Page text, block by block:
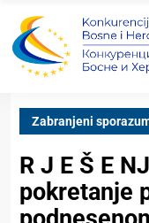
Zabranjeni
R J E Š E
pokretanje